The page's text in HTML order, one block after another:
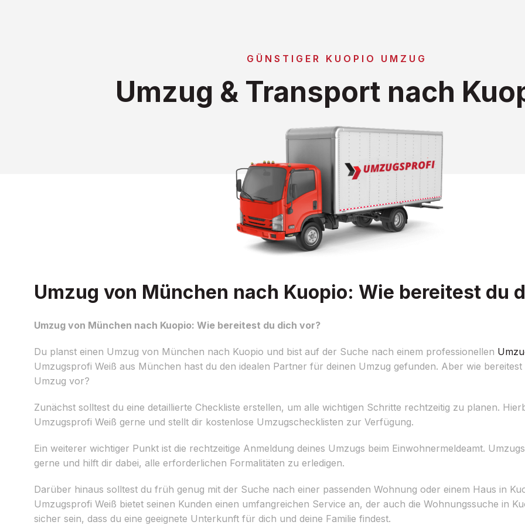
GÜNSTIGER KUOPIO UMZUG
Umzug & Transport nach
Umzug von München nach Kuopio: Wie bereitest du
Umzug von München nach Kuopio: Wie bereitest du dich vor?
Du planst einen Umzug von München nach Kuopio und bist auf der Suche nach einem professionellen
Umzugsprofi Weiß aus München hast du den idealen Partner für deinen Umzug gefunden. Aber wie
Umzug vor?
Zunächst solltest du eine detaillierte Checkliste erstellen, um alle wichtigen Schritte rechtzeitig zu planen.
Umzugsprofi Weiß gerne und stellt dir kostenlose Umzugschecklisten zur Verfügung.
Ein weiterer wichtiger Punkt ist die rechtzeitige Anmeldung deines Umzugs beim Einwohnermeldeamt.
gerne und hilft dir dabei, alle erforderlichen Formalitäten zu erledigen.
Darüber hinaus solltest du früh genug mit der Suche nach einer passenden Wohnung oder einem Haus in
Umzugsprofi Weiß bietet seinen Kunden einen umfangreichen Service an, der auch die Wohnungssuche in
sicher sein, dass du eine geeignete Unterkunft für dich und deine Familie findest.